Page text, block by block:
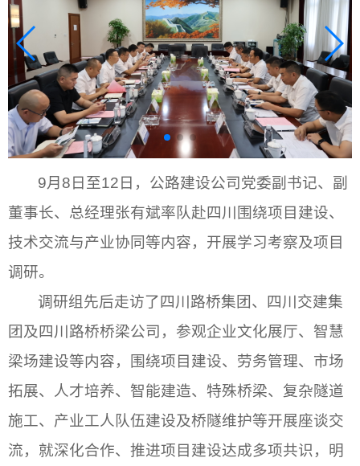
9月8日至12日，公路建设公司党委副书记、副
董事长、总经理张有斌率队赴四川围绕项目建设、
技术交流与产业协同等内容，开展学习考察及项目
调研。
调研组先后走访了四川路桥集团、四川交建集
团及四川路桥桥梁公司，参观企业文化展厅、智慧
梁场建设等内容，围绕项目建设、劳务管理、市场
拓展、人才培养、智能建造、特殊桥梁、复杂隧道
施工、产业工人队伍建设及桥隧维护等开展座谈交
流，就深化合作、推进项目建设达成多项共识，明